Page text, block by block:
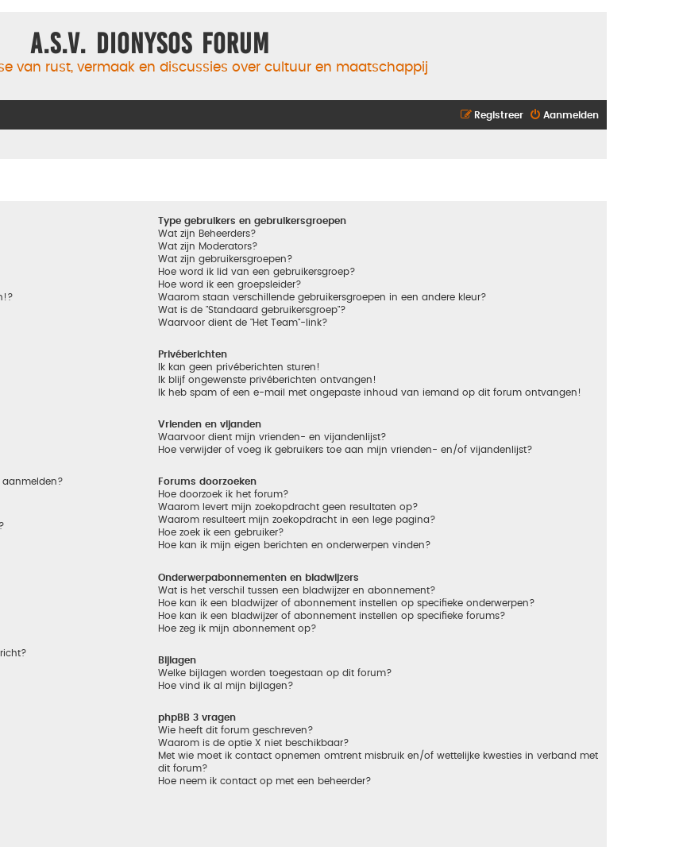
A.S.V. Dionysos Forum
van rust, vermaak en discussies over cultuur en maatschappij
Aanmelden
Registreer
aanmelden?
Type gebruikers en gebruikersgroepen
Wat zijn Beheerders?
Wat zijn Moderators?
Wat zijn gebruikersgroepen?
Hoe word ik lid van een gebruikersgroep?
Hoe word ik een groepsleider?
Waarom staan verschillende gebruikersgroepen in een andere kleur?
Wat is de "Standaard gebruikersgroep"?
Waarvoor dient de "Het Team"-link?
Privéberichten
Ik kan geen privéberichten sturen!
Ik blijf ongewenste privéberichten ontvangen!
Ik heb spam of een e-mail met ongepaste inhoud van iemand op dit forum ontvangen!
Vrienden en vijanden
Waarvoor dient mijn vrienden- en vijandenlijst?
Hoe verwijder of voeg ik gebruikers toe aan mijn vrienden- en/of vijandenlijst?
Forums doorzoeken
Hoe doorzoek ik het forum?
Waarom levert mijn zoekopdracht geen resultaten op?
Waarom resulteert mijn zoekopdracht in een lege pagina?
Hoe zoek ik een gebruiker?
Hoe kan ik mijn eigen berichten en onderwerpen vinden?
Onderwerpabonnementen en bladwijzers
Wat is het verschil tussen een bladwijzer en abonnement?
Hoe kan ik een bladwijzer of abonnement instellen op specifieke onderwerpen?
Hoe kan ik een bladwijzer of abonnement instellen op specifieke forums?
Hoe zeg ik mijn abonnement op?
Bijlagen
Welke bijlagen worden toegestaan op dit forum?
Hoe vind ik al mijn bijlagen?
phpBB 3 vragen
Wie heeft dit forum geschreven?
Waarom is de optie X niet beschikbaar?
Met wie moet ik contact opnemen omtrent misbruik en/of wettelijke kwesties in verband met
dit forum?
Hoe neem ik contact op met een beheerder?